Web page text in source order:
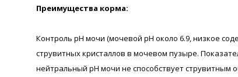
Преимущества корма:
Контроль pH мочи (мочевой pH около 6.9, низкое
струвитных кристаллов в мочевом пузыре.
нейтральный рН мочи не способствует струвитным